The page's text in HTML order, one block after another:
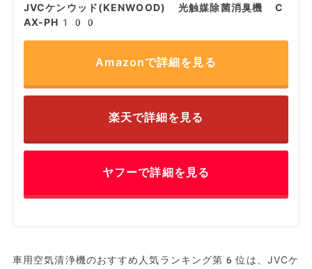
JVCケンウッド(KENWOOD) 光触媒除菌消臭機 C
AX-PH100
Amazonで詳細を見る
楽天で詳細を見る
ヤフーで詳細を見る
車用空気清浄機のおすすめ人気ランキング第6位は、JVCケ